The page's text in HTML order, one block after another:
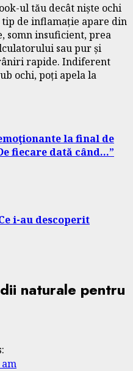
ul tău decât niște ochi
tip de inflamație apare din
somn insuficient, prea
sau pur și
rapide. Indiferent
ochi, poți apela la
la final de
fiecare dată când…”
i-au descoperit
naturale pentru
am